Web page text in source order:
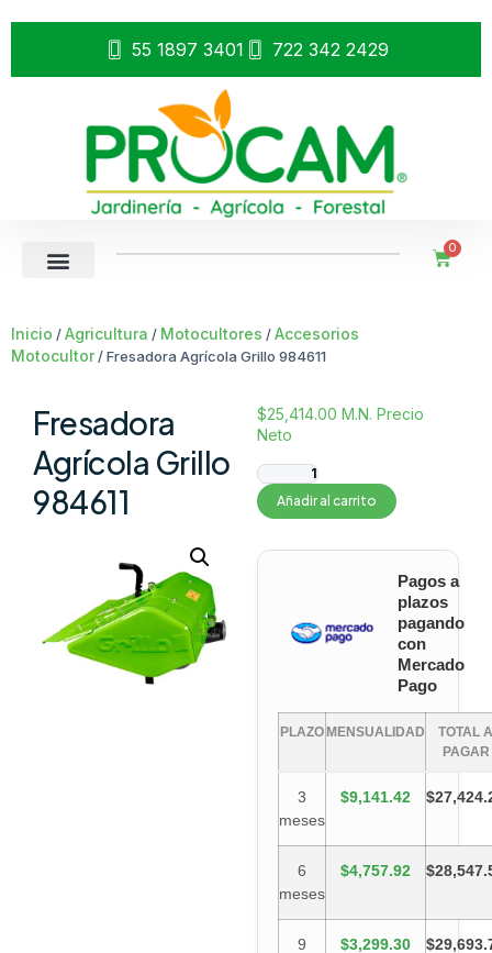
55 1897 3401 722 342 2429
0
Inicio /Agricultura / Motocultores /Accesorios
Motocultor/ Fresadora Agrícola Grillo 984611
Fresadora
Agrícola Grillo
984611
$25,414.00 M.N. Precio
Neto
Añadir al carrito
Pagos a
plazos
pagando
con
Mercado
Pago
PLAZO MENSUALIDAD
TOTAL A
PAGAR
3
meses
$9,141.42
6
meses
$4,757.92
9
$3,299.30